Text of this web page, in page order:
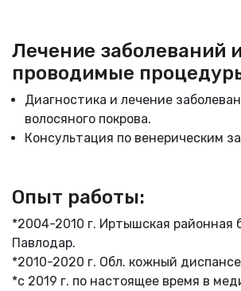
Лечение заболеваний и
проводимые
Диагностика и лечение
волосяного покрова.
Консультация по венерическим
Опыт работы:
*2004-2010 г. Иртышская районная
Павлодар.
*2010-2020 г. Обл. кожный
*с 2019 г. по настоящее время в